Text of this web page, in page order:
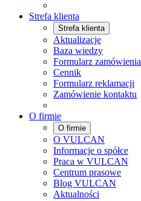
Strefa klienta
Strefa klienta
Aktualizacje
Baza wiedzy
Formularz zamówienia
Cennik
Formularz reklamacji
Zamówienie kontaktu
O firmie
O firmie
O VULCAN
Informacje o spółce
Praca w VULCAN
Centrum prasowe
Blog VULCAN
Aktualności